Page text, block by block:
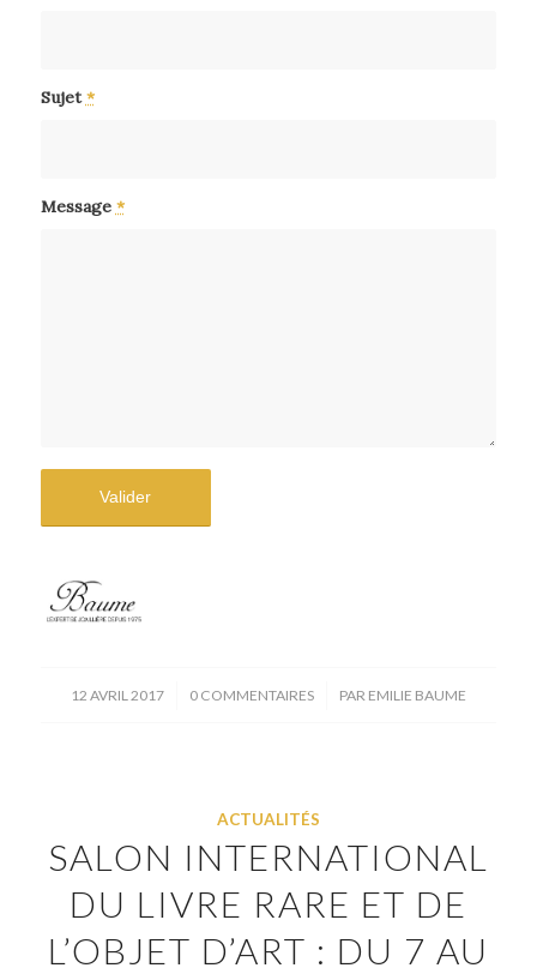
Sujet*
Message *
12 AVRIL 2017
/ 0 COMMENTAIRES
/ PAR EMILIE BAUME
ACTUALITÉS
SALON INTERNATIONAL
DU LIVRE RARE ET DE
L’OBJET D’ART : DU 7 AU